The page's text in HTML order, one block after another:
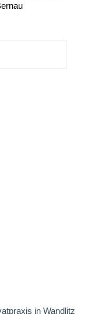
in Wandlitz